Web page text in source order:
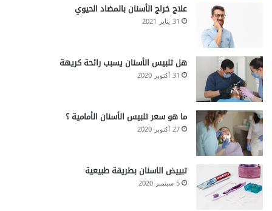
علاج خراج الأسنان بالمضاد الحيوي
31 يناير 2021
هل تلبيس الأسنان يسبب رائحة كريهة
31 أكتوبر 2020
ما هو سعر تلبيس الأسنان الأمامية ؟
27 أكتوبر 2020
تبييض الاسنان بطريقة طبيعية
5 سبتمبر 2020